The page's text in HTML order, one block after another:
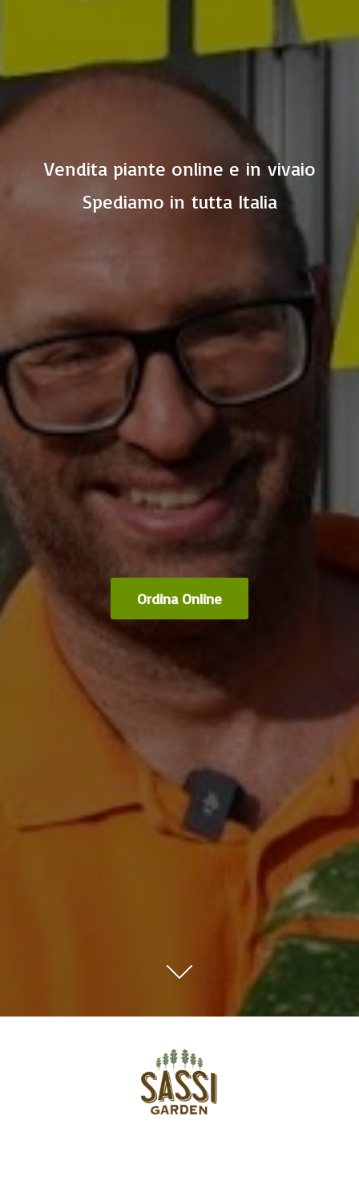
Vendita piante online e in vivaio
Spediamo in tutta Italia
Ordina Online